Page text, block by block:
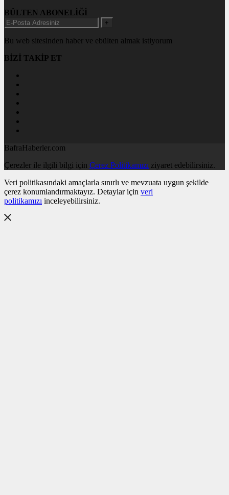
BÜLTEN ABONELİĞİ
+
Bu web sitesinden haber ve ebülten almak istiyorum
BİZİ TAKİP ET
BafraHaberler.com
Çerezler ile ilgili bilgi için Çerez Politikamızı ziyaret edebilirsiniz.
Veri politikasındaki amaçlarla sınırlı ve mevzuata uygun şekilde
çerez konumlandırmaktayız. Detaylar için veri
politikamızı inceleyebilirsiniz.